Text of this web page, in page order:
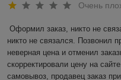
Очень
Оформил заказ, никто не
никто не связался. Позвонил
неверная цена и отменил
скорректировали цену на
самовывоз, продавец заказ